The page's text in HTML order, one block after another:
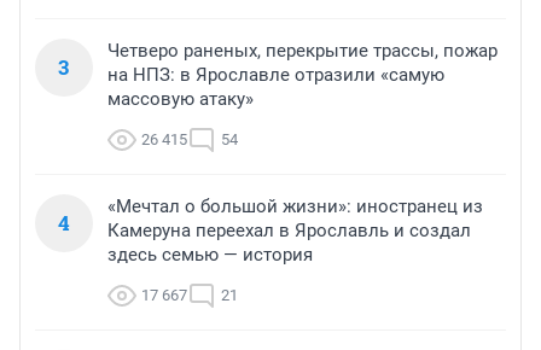
3
Четверо раненых, перекрытие трассы, пожар
на НПЗ: в Ярославле отразили «самую
массовую атаку»
26 415 54
4
«Мечтал о большой жизни»: иностранец из
Камеруна переехал в Ярославль и создал
здесь семью — история
17 667 21